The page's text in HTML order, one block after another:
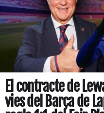
El contracte de
vies del Barça de